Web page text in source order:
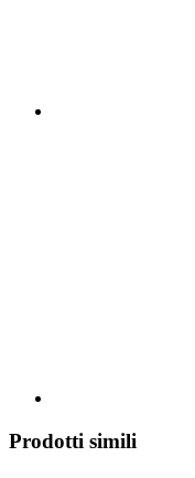
Prodotti simili